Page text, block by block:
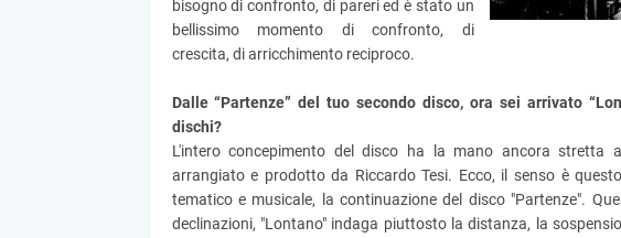
bisogno di confronto, di pareri ed è stato un
bellissimo momento di confronto, di
crescita, di arricchimento reciproco.
Dalle “Partenze” del tuo secondo disco, ora sei arrivato
dischi?
L'intero concepimento del disco ha la mano ancora stretta
arrangiato e prodotto da Riccardo Tesi. Ecco, il senso è
tematico e musicale, la continuazione del disco "Partenze".
declinazioni, "Lontano" indaga piuttosto la distanza, la